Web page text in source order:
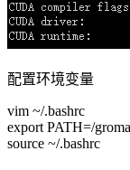
配置环境变量
vim ~/.bashrc
export PATH=/
source ~/.bashrc